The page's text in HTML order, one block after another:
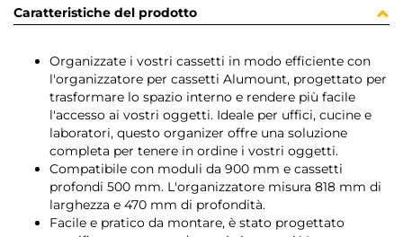
Caratteristiche del prodotto
Organizzate i vostri cassetti in modo efficiente con
l'organizzatore per cassetti Alumount, progettato per
trasformare lo spazio interno e rendere più facile
l'accesso ai vostri oggetti. Ideale per uffici, cucine e
laboratori, questo organizer offre una soluzione
completa per tenere in ordine i vostri oggetti.
Compatibile con moduli da 900 mm e cassetti
profondi 500 mm. L'organizzatore misura 818 mm di
larghezza e 470 mm di profondità.
Facile e pratico da montare, è stato progettato